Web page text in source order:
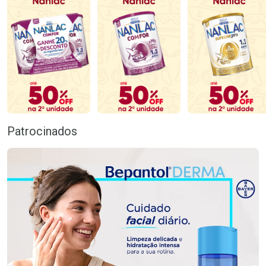
Patrocinados